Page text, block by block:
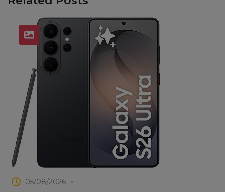
05/08/2026